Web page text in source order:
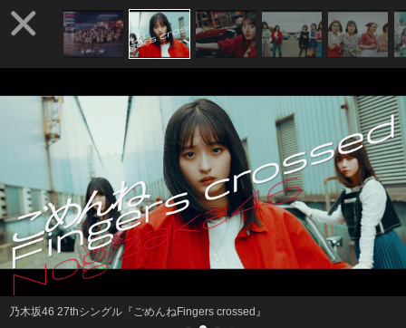
乃木坂46 27thシングル『ごめんねFingers crossed』